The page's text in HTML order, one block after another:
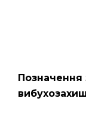
Позначення